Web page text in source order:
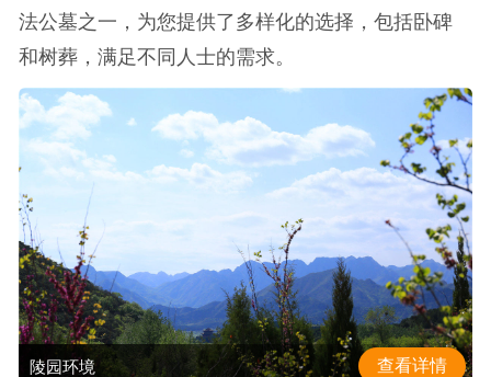
法公墓之一，为您提供了多样化的选择，包括卧碑
和树葬，满足不同人士的需求。
陵园环境 查看详情